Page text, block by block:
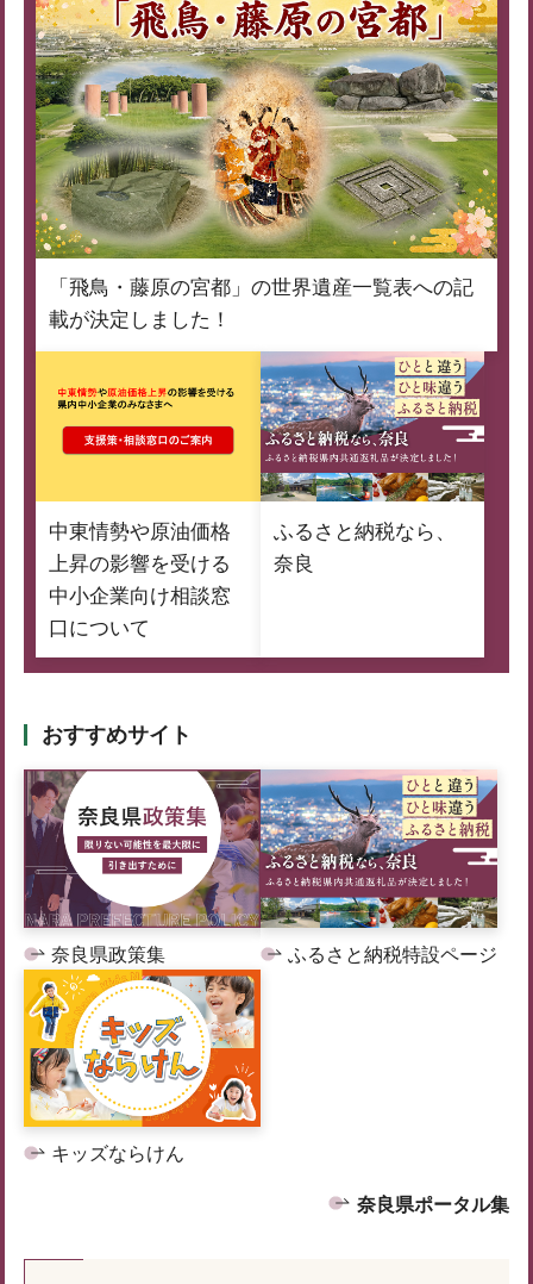
「飛鳥・藤原の宮都」の世界遺産一覧表への記
載が決定しました！
中東情勢や原油価格
上昇の影響を受ける
中小企業向け相談窓
口について
ふるさと納税なら、
奈良
おすすめサイト
奈良県政策集 ふるさと納税特設ページ
キッズならけん
奈良県ポータル集